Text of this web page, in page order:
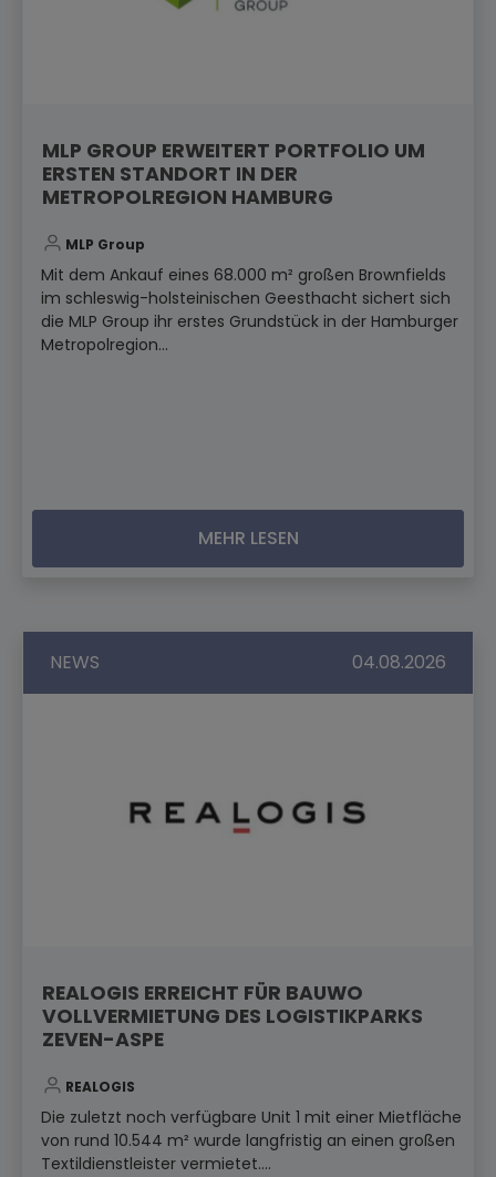
MLP GROUP ERWEITERT PORTFOLIO UM
ERSTEN STANDORT IN DER
METROPOLREGION HAMBURG
MLP Group
Mit dem Ankauf eines 68.000 m² großen Brownfields
im schleswig-holsteinischen Geesthacht sichert sich
die MLP Group ihr erstes Grundstück in der Hamburger
Metropolregion...
MEHR LESEN
NEWS 04.08.2026
REALOGIS ERREICHT FÜR BAUWO
VOLLVERMIETUNG DES LOGISTIKPARKS
ZEVEN-ASPE
REALOGIS
Die zuletzt noch verfügbare Unit 1 mit einer Mietfläche
von rund 10.544 m² wurde langfristig an einen großen
Textildienstleister vermietet....